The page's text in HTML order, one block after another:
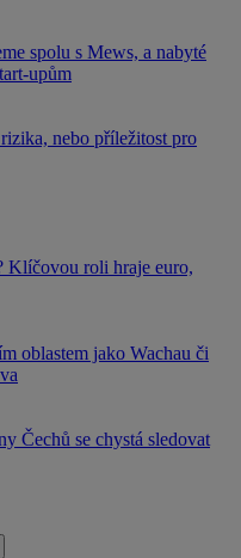
spolu s Mews, a nabyté
upům
nebo příležitost pro
Klíčovou roli hraje euro,
oblastem jako Wachau či
Čechů se chystá sledovat